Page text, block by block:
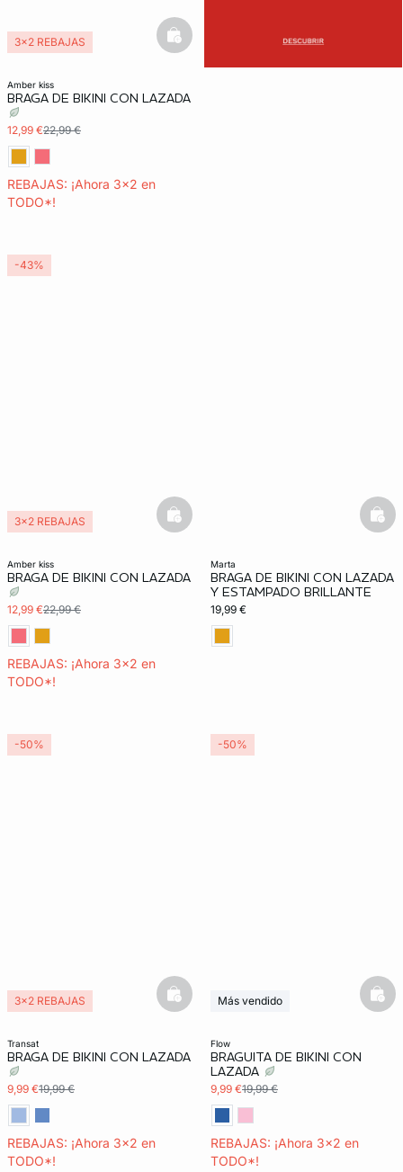
amber kiss
BRAGA DE BIKINI CON LAZADA
12,99 €22,99 €
REBAJAS: ¡Ahora 3x2 en
TODO*!
3x2 REBAJAS basketfull
amber kiss
BRAGA DE BIKINI CON LAZADA
12,99 €22,99 €
REBAJAS: ¡Ahora 3x2 en
TODO*!
3x2 REBAJAS basketfull
-43%
marta
BRAGA DE BIKINI CON LAZADA
Y ESTAMPADO BRILLANTE
19,99 €
transat
BRAGA DE BIKINI CON LAZADA
9,99 €19,99 €
REBAJAS: ¡Ahora 3x2 en
TODO*!
3x2 REBAJAS basketfull
-50%
flow
BRAGUITA DE BIKINI CON
LAZADA
9,99 €19,99 €
REBAJAS: ¡Ahora 3x2 en
TODO*!
Más vendido
-50%